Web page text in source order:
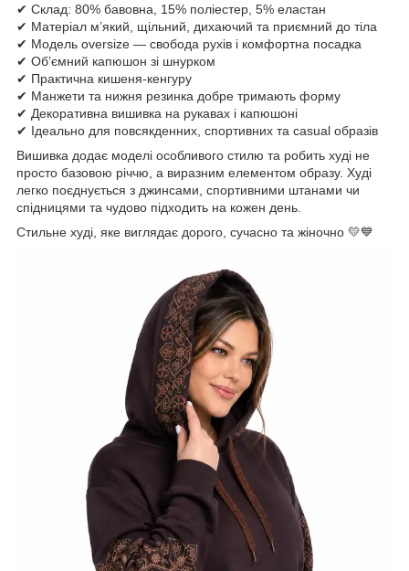
✔ Склад: 80% бавовна, 15% поліестер, 5% еластан
✔ Матеріал м’який, щільний, дихаючий та приємний до тіла
✔ Модель oversize — свобода рухів і комфортна посадка
✔ Об’ємний капюшон зі шнурком
✔ Практична кишеня-кенгуру
✔ Манжети та нижня резинка добре тримають форму
✔ Декоративна вишивка на рукавах і капюшоні
✔ Ідеально для повсякденних, спортивних та casual образів
Вишивка додає моделі особливого стилю та робить худі не
просто базовою річчю, а виразним елементом образу. Худі
легко поєднується з джинсами, спортивними штанами чи
спідницями та чудово підходить на кожен день.
Стильне худі, яке виглядає дорого, сучасно та жіночно 💛💙